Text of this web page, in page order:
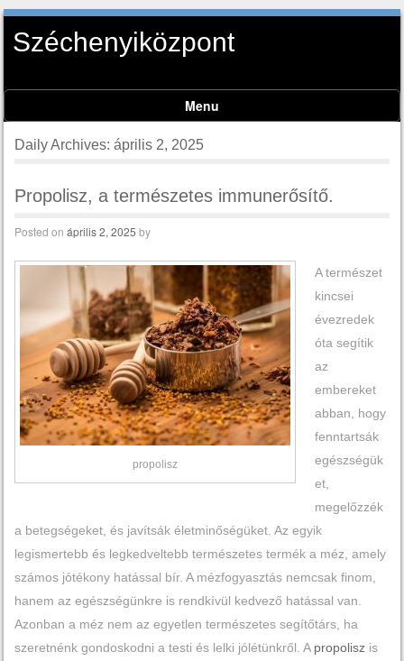
Széchenyiközpont
Menu
Daily Archives: április 2, 2025
Propolisz, a természetes immunerősítő.
Posted on április 2, 2025 by
propolisz
A természet
kincsei
évezredek
óta segítik
az
embereket
abban, hogy
fenntartsák
egészségük
et,
megelőzzék
a betegségeket, és javítsák életminőségüket. Az egyik
legismertebb és legkedveltebb természetes termék a méz, amely
számos jótékony hatással bír. A mézfogyasztás nemcsak finom,
hanem az egészségünkre is rendkívül kedvező hatással van.
Azonban a méz nem az egyetlen természetes segítőtárs, ha
szeretnénk gondoskodni a testi és lelki jólétünkről. A propoliszis